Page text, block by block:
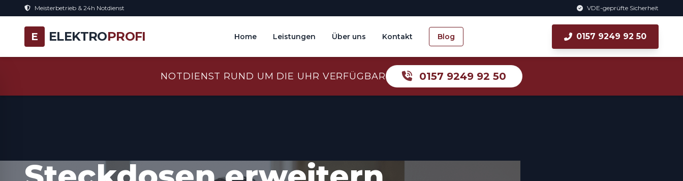
Meisterbetrieb & 24h Notdienst VDE-geprüfte Sicherheit
E ELEKTROPROFI Home Leistungen Über uns Kontakt Blog 0157 9249 92 50
NOTDIENST RUND UM DIE UHR VERFÜGBAR 0157 9249 92 50